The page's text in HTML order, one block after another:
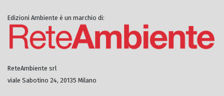
Edizioni Ambiente è un marchio di:
ReteAmbiente srl
viale Sabotino 24, 20135 Milano